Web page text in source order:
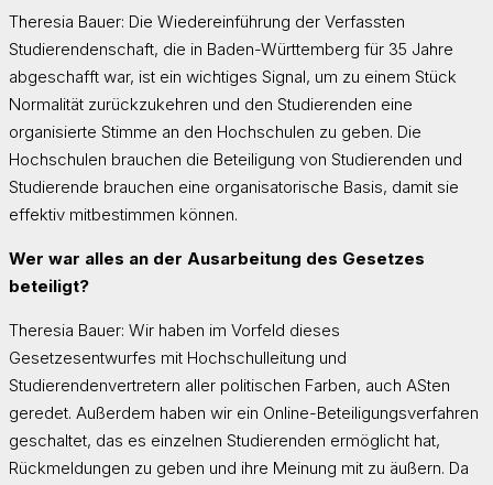
Theresia Bauer: Die Wiedereinführung der Verfassten
Studierendenschaft, die in Baden-Württemberg für 35 Jahre
abgeschafft war, ist ein wichtiges Signal, um zu einem Stück
Normalität zurückzukehren und den Studierenden eine
organisierte Stimme an den Hochschulen zu geben. Die
Hochschulen brauchen die Beteiligung von Studierenden und
Studierende brauchen eine organisatorische Basis, damit sie
effektiv mitbestimmen können.
Wer war alles an der Ausarbeitung des Gesetzes
beteiligt?
Theresia Bauer: Wir haben im Vorfeld dieses
Gesetzesentwurfes mit Hochschulleitung und
Studierendenvertretern aller politischen Farben, auch ASten
geredet. Außerdem haben wir ein Online-Beteiligungsverfahren
geschaltet, das es einzelnen Studierenden ermöglicht hat,
Rückmeldungen zu geben und ihre Meinung mit zu äußern. Da